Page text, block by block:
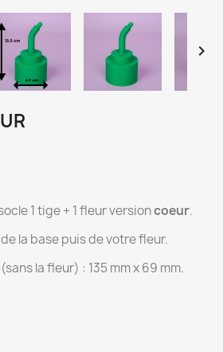

1 tige + 1 fleur versioncoeur.
la base puis de votre fleur.
la fleur) : 135 mm x 69 mm.